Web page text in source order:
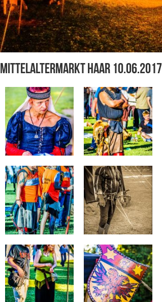
Mittelaltermarkt Haar 10.06.2017